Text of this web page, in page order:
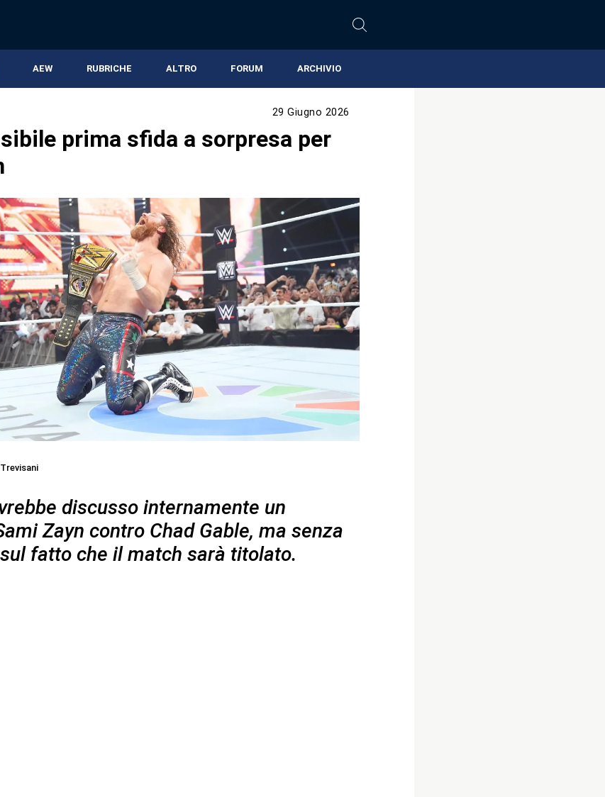
AEW RUBRICHE ALTRO FORUM ARCHIVIO
29 Giugno 2026
prima sfida a sorpresa per
discusso internamente un
Zayn contro Chad Gable, ma senza
fatto che il match sarà titolato.